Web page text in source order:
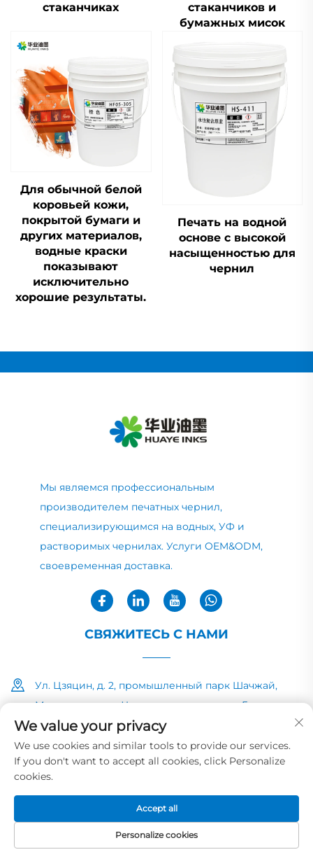
стаканчиках
стаканчиков и
бумажных мисок
Для обычной белой
коровьей кожи,
покрытой бумаги и
других материалов,
водные краски
показывают
исключительно
хорошие результаты.
Печать на водной
основе с высокой
насыщенностью для
чернил
Мы являемся профессиональным
производителем печатных чернил,
специализирующимся на водных, УФ и
растворимых чернилах. Услуги OEM&ODM,
своевременная доставка.
СВЯЖИТЕСЬ С НАМИ
Ул. Цзяцин, д. 2, промышленный парк Шачжай,
Минчжун, город Чжуншань, провинция Гуандун
+86-13726040081
[email protected]
Авторские права © 2025 компании HUAYE INK&PAINT
CO.,LTD Политика конфиденциальности
We value your privacy
We use cookies and similar tools to provide our services.
If you don't want to accept all cookies, click Personalize
cookies.
Personalize cookies
Accept all